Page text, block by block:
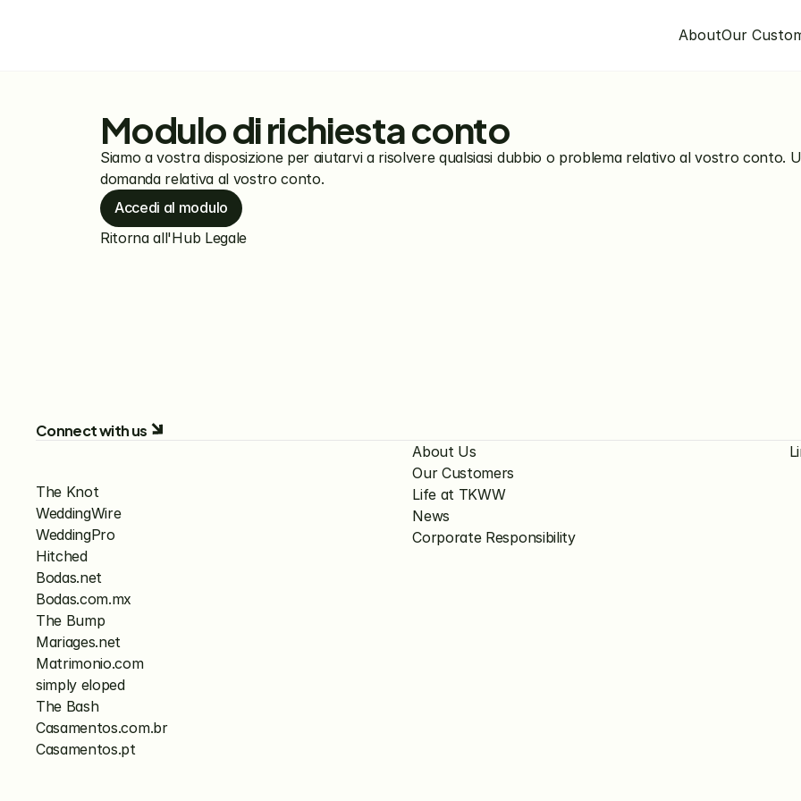
AboutOur
Modulo di richiesta conto
Siamo a vostra disposizione per aiutarvi a risolvere qualsiasi dubbio o problema relativo al vostro conto.
domanda relativa al vostro conto.
Accedi al modulo
Ritorna all'Hub Legale
Connect with us
The Knot
WeddingWire
WeddingPro
Hitched
Bodas.net
Bodas.com.mx
The Bump
Mariages.net
Matrimonio.com
simply eloped
The Bash
Casamentos.com.br
Casamentos.pt
About Us
Our Customers
Life at TKWW
News
Corporate Responsibility